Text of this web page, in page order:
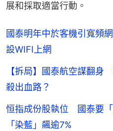
展和採取適當行動。
國泰明年中於客機引寬頻
設WIFI上網
【拆局】國泰航空謀翻
殺出血路？
恒指成份股執位 國泰要
「染藍」飆逾7%